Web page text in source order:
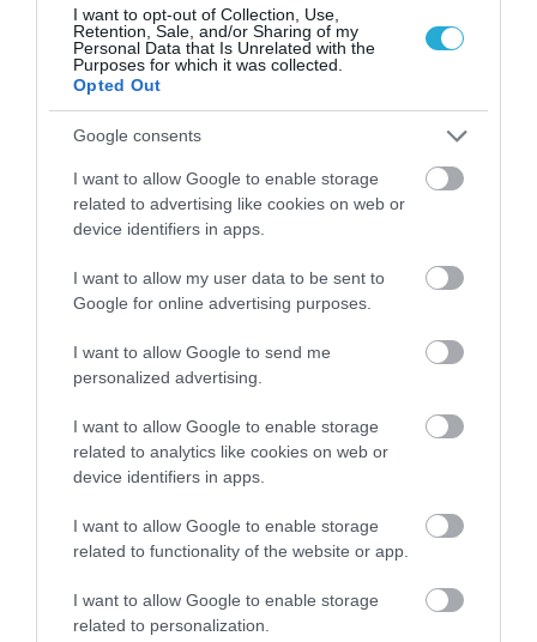
I want to opt-out of Collection, Use,
Retention, Sale, and/or Sharing of my
Personal Data that Is Unrelated with the
Purposes for which it was collected.
Opted Out
Google consents
I want to allow Google to enable storage
related to advertising like cookies on web or
device identifiers in apps.
I want to allow my user data to be sent to
Google for online advertising purposes.
I want to allow Google to send me
personalized advertising.
I want to allow Google to enable storage
related to analytics like cookies on web or
device identifiers in apps.
I want to allow Google to enable storage
related to functionality of the website or app.
I want to allow Google to enable storage
related to personalization.
Ιατρικά μυστήρια που έμειναν ανεξήγητα
για δεκαετίες
31.07.2026 03:05
Το πιο επικίνδυνο δωμάτιο του σπιτιού –